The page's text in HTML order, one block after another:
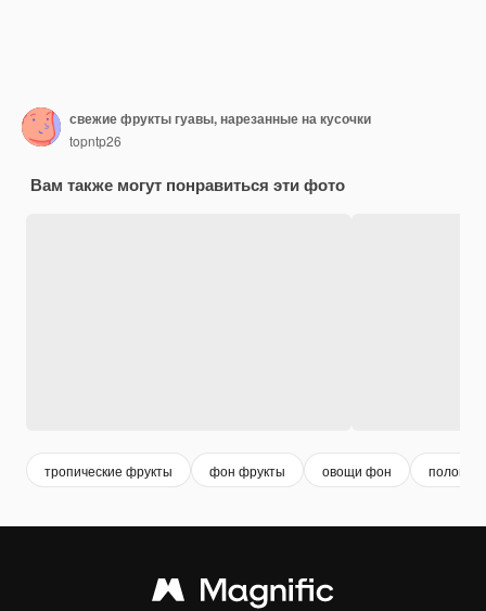
свежие фрукты гуавы, нарезанные на кусочки
topntp26
Вам также могут понравиться эти фото
тропические фрукты фон фрукты овощи фон